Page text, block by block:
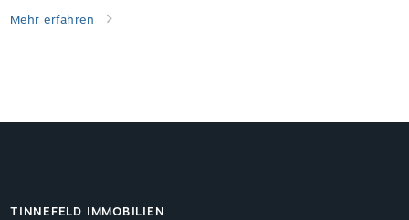
Mehr erfahren
TINNEFELD IMMOBILIEN